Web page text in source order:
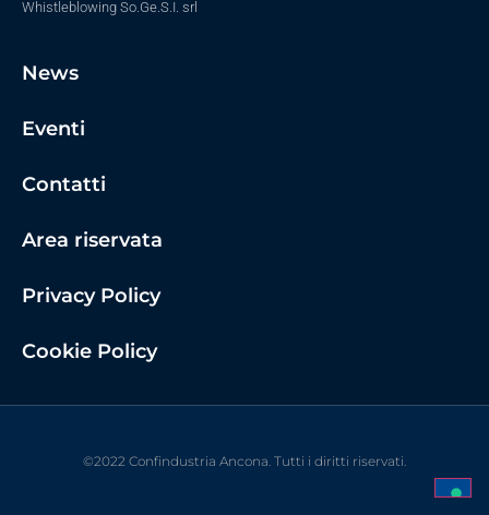
Whistleblowing So.Ge.S.I. srl
News
Eventi
Contatti
Area riservata
Privacy Policy
Cookie Policy
©2022 Confindustria Ancona. Tutti i diritti riservati.